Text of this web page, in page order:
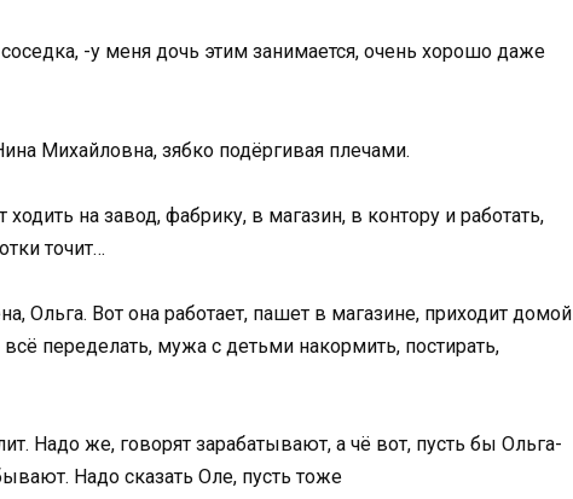
-у меня дочь этим занимается, очень хорошо даже
Михайловна, зябко подёргивая плечами.
ходить на завод, фабрику, в магазин, в контору и работать,
точит…
Ольга. Вот она работает, пашет в магазине, приходит домой
переделать, мужа с детьми накормить, постирать,
Надо же, говорят зарабатывают, а чё вот, пусть бы Ольга-
Надо сказать Оле, пусть тоже